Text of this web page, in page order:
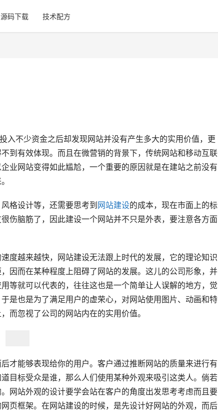
源码下载 技术配方
入不少资金之后却发现网站并没有产生多大的实用价值，更
到有效体现。而且在微营销的背景下，传统网站和移动互联
业网站变得如此尴尬，一个重要的原因就是在建站之前没有
格设计等，还需要思考到网站建设的成本，现在市面上的标
伤脑筋了，因此建设一个网站并不只是外表，要注意各方面
越来越快，网站建设无法跟上时代的发展，它的理论知识
因而在某种程度上阻碍了网站的发展。这儿的公司形象，并
等就可以代表的，往往这也是一个简单让人误解的地方，觉
是也是为了满足用户的虚荣心，对网站使用图片、动画和特
而忽视了公司的网站内在的实用价值。
能够表现给你的用户。客户通过推断网站的质量来进行有
目标受众是谁，那么人们使用某种外观来吸引这类人。倘若
网站外观的设计要学会站在客户的角度出发思考考虑而且要
页框架。在网站建设的时候，是先设计好网站的外观，而后